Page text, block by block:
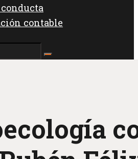
contable